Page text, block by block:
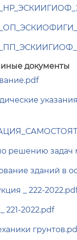
документы
решению задач
зданий в
_ 222-
221-2022.pdf